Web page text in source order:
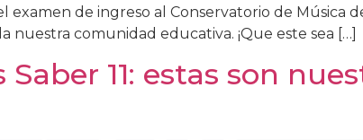
de ingreso al Conservatorio de Música
nuestra comunidad educativa. ¡Que este sea […]
11: estas son